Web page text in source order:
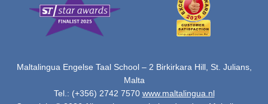
Maltalingua Engelse Taal School – 2 Birkirkara Hill, St. Julians,
Malta
Tel.: (+356) 2742 7570 www.maltalingua.nl